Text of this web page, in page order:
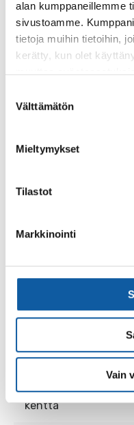
alan kumppaneillemme
sivustoamme.
tietoja muihin tietoihin,
kerätty, kun olet
valinta
Välttämätön
Mieltymykset
Tilastot
Markkinointi
Vain
HelmiMTB
helppo
talvireitti
vaativa
Lampipolku
Luistelukenttien
Kenttä
Hanhijoen
kenttä